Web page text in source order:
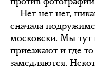
— Нет-нет-нет,
сначала
московски. Мы тут
приезжают и где-
замедляются.